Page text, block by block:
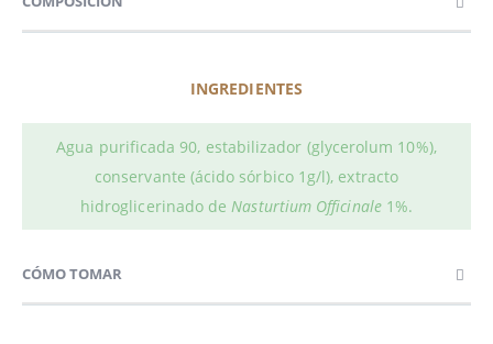
INGREDIENTES
Agua purificada 90, estabilizador (glycerolum 10%),
conservante (ácido sórbico 1g/l), extracto
hidroglicerinado de Nasturtium Officinale1%.
CÓMO TOMAR